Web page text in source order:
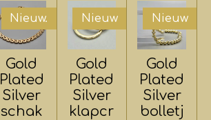
Nieuw.
Gold
Plated
Silver
schak
Nieuw
Gold
Plated
Silver
klapcr
Nieuw
Gold
Plated
Silver
bolletj